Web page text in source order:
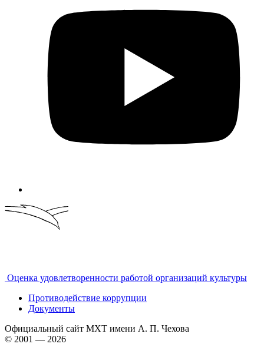
Оценка удовлетворенности работой организаций культуры
Противодействие коррупции
Документы
Официальный сайт МХТ имени А. П. Чехова
© 2001 — 2026